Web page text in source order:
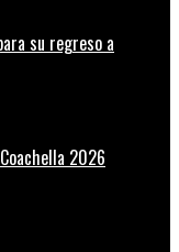
su regreso a
2026